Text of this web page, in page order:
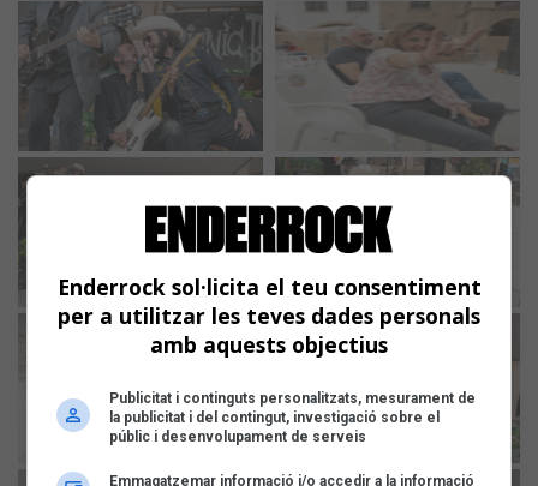
Enderrock sol·licita el teu consentiment
per a utilitzar les teves dades personals
amb aquests objectius
Publicitat i continguts personalitzats, mesurament de
la publicitat i del contingut, investigació sobre el
públic i desenvolupament de serveis
Emmagatzemar informació i/o accedir a la informació